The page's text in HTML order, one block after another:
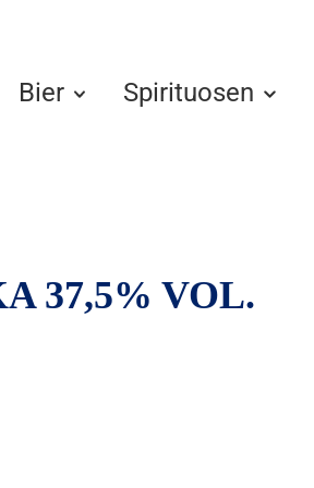
Bier Spirituosen
37,5% VOL.